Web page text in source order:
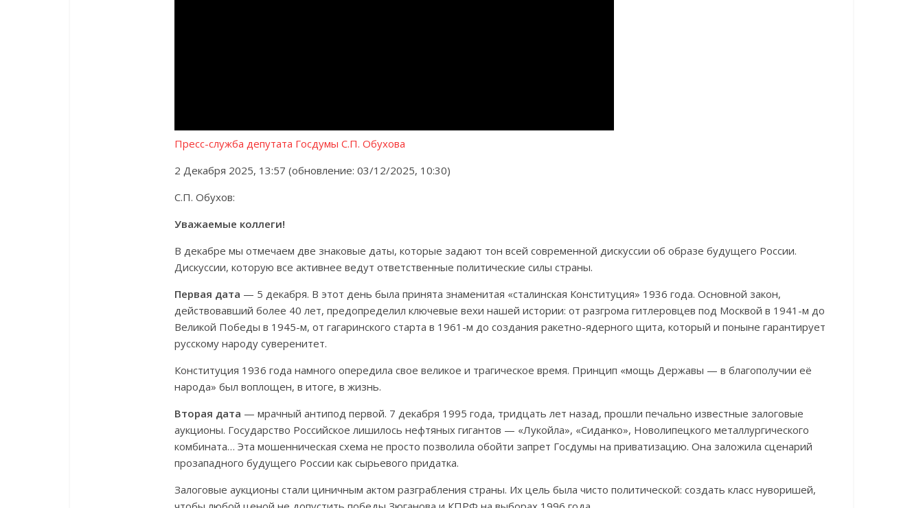
Пресс-служба депутата Госдумы С.П. Обухова
2 Декабря 2025, 13:57 (обновление: 03/12/2025, 10:30)
С.П. Обухов:
Уважаемые коллеги!
В декабре мы отмечаем две знаковые даты, которые задают тон всей современной дискуссии об образе будущего России.
Дискуссии, которую все активнее ведут ответственные политические силы страны.
Первая дата — 5 декабря. В этот день была принята знаменитая «сталинская Конституция» 1936 года. Основной закон,
действовавший более 40 лет, предопределил ключевые вехи нашей истории: от разгрома гитлеровцев под Москвой в 1941-м до
Великой Победы в 1945-м, от гагаринского старта в 1961-м до создания ракетно-ядерного щита, который и поныне гарантирует
русскому народу суверенитет.
Конституция 1936 года намного опередила свое великое и трагическое время. Принцип «мощь Державы — в благополучии её
народа» был воплощен, в итоге, в жизнь.
Вторая дата — мрачный антипод первой. 7 декабря 1995 года, тридцать лет назад, прошли печально известные залоговые
аукционы. Государство Российское лишилось нефтяных гигантов — «Лукойла», «Сиданко», Новолипецкого металлургического
комбината… Эта мошенническая схема не просто позволила обойти запрет Госдумы на приватизацию. Она заложила сценарий
прозападного будущего России как сырьевого придатка.
Залоговые аукционы стали циничным актом разграбления страны. Их цель была чисто политической: создать класс нуворишей,